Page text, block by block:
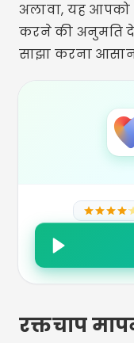
अलावा, यह आपको
करने की अनुमति
साझा करना आसान
रक्तचाप